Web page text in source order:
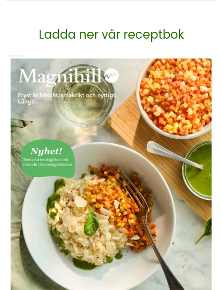
Ladda ner vår receptbok